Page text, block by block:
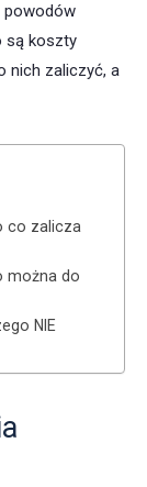
powodów
są koszty
nich zaliczyć, a
co zalicza
można do
NIE